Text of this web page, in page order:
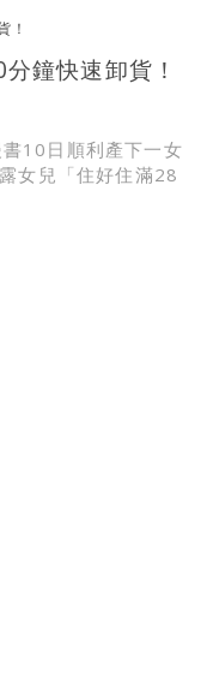
鐘快速卸貨！
10日順利產下一女
女兒「住好住滿28